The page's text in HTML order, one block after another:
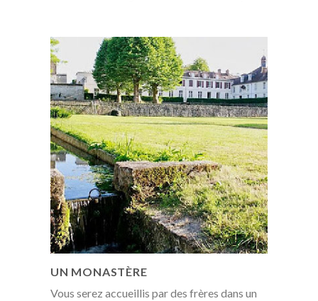
UN MONASTÈRE
Vous serez accueillis par des frères dans un